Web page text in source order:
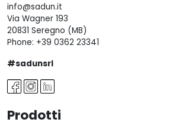
info@sadun.it
Via Wagner 193
20831 Seregno (MB)
Phone: +39 0362 23341
#sadunsrl
Prodotti